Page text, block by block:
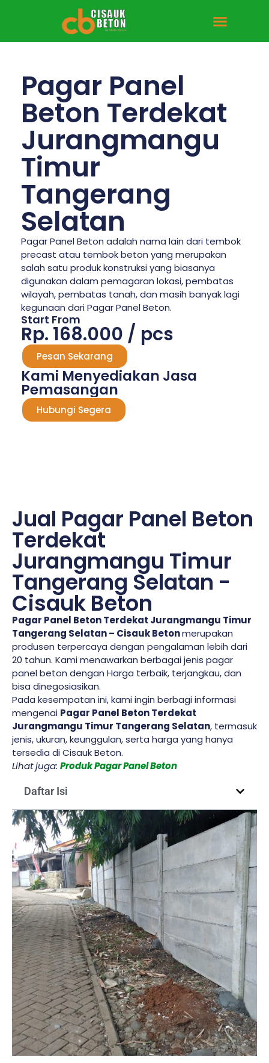
Pagar Panel
Beton Terdekat
Jurangmangu
Timur
Tangerang
Selatan
Pagar Panel Beton adalah nama lain dari tembok
precast atau tembok beton yang merupakan
salah satu produk konstruksi yang biasanya
digunakan dalam pemagaran lokasi, pembatas
wilayah, pembatas tanah, dan masih banyak lagi
kegunaan dari Pagar Panel Beton.
Start From
Rp. 168.000 / pcs
Pesan Sekarang
Kami Menyediakan Jasa
Pemasangan
Hubungi Segera
Jual Pagar Panel Beton
Terdekat
Jurangmangu Timur
Tangerang Selatan -
Cisauk Beton
Pagar Panel Beton Terdekat Jurangmangu Timur
Tangerang Selatan – Cisauk Betonmerupakan
produsen terpercaya dengan pengalaman lebih dari
20 tahun. Kami menawarkan berbagai jenis pagar
panel beton dengan Harga terbaik, terjangkau, dan
bisa dinegosiasikan.
Pada kesempatan ini, kami ingin berbagi informasi
mengenai Pagar Panel Beton Terdekat
Jurangmangu Timur Tangerang Selatan, termasuk
jenis, ukuran, keunggulan, serta harga yang hanya
tersedia di Cisauk Beton.
Lihat juga: Produk Pagar Panel Beton
Daftar Isi